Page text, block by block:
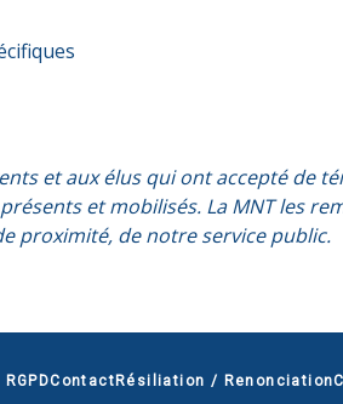
et aux élus qui ont accepté de
et mobilisés. La MNT les
proximité, de notre service public.
Contact Résiliation / Renonciation